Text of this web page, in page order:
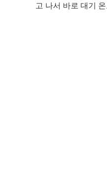
고 나서 바로 대기